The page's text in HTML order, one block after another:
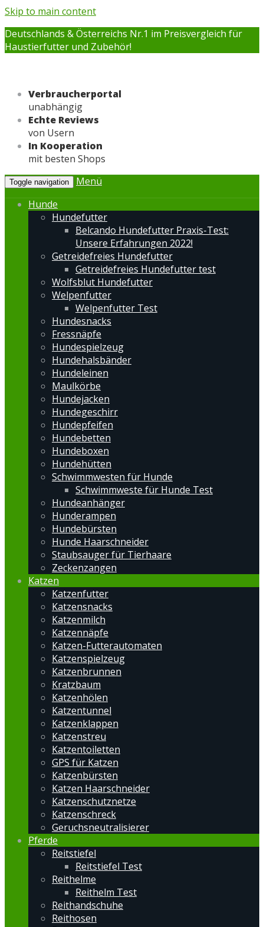
Skip to main content
Deutschlands & Österreichs Nr.1 im Preisvergleich für
Haustierfutter und Zubehör!
Verbraucherportal
unabhängig
Echte Reviews
von Usern
In Kooperation
mit besten Shops
Toggle navigation
Menü
Hunde
Hundefutter
Belcando Hundefutter Praxis-Test:
Unsere Erfahrungen 2022!
Getreidefreies Hundefutter
Getreidefreies Hundefutter test
Wolfsblut Hundefutter
Welpenfutter
Welpenfutter Test
Hundesnacks
Fressnäpfe
Hundespielzeug
Hundehalsbänder
Hundeleinen
Maulkörbe
Hundejacken
Hundegeschirr
Hundepfeifen
Hundebetten
Hundeboxen
Hundehütten
Schwimmwesten für Hunde
Schwimmweste für Hunde Test
Hundeanhänger
Hunderampen
Hundebürsten
Hunde Haarschneider
Staubsauger für Tierhaare
Zeckenzangen
Katzen
Katzenfutter
Katzensnacks
Katzenmilch
Katzennäpfe
Katzen-Futterautomaten
Katzenspielzeug
Katzenbrunnen
Kratzbaum
Katzenhölen
Katzentunnel
Katzenklappen
Katzenstreu
Katzentoiletten
GPS für Katzen
Katzenbürsten
Katzen Haarschneider
Katzenschutznetze
Katzenschreck
Geruchsneutralisierer
Pferde
Reitstiefel
Reitstiefel Test
Reithelme
Reithelm Test
Reithandschuhe
Reithosen